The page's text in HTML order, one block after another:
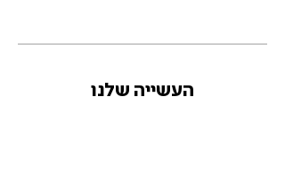
העשייה שלנו